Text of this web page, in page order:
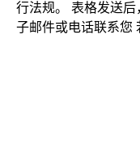
行法规。 表格发送
子邮件或电话联系您